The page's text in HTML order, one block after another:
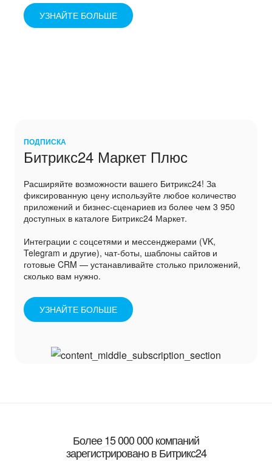
УЗНАЙТЕ БОЛЬШЕ
ПОДПИСКА
Битрикс24 Маркет Плюс
Расширяйте возможности вашего Битрикс24! За
фиксированную цену используйте любое количество
приложений и бизнес-сценариев из более чем 3 950
доступных в каталоге Битрикс24 Маркет.
Интеграции с соцсетями и мессенджерами (VK,
Telegram и другие), чат-боты, шаблоны сайтов и
готовые CRM — устанавливайте столько приложений,
сколько вам нужно.
УЗНАЙТЕ БОЛЬШЕ
Более 15 000 000 компаний
зарегистрировано в Битрикс24